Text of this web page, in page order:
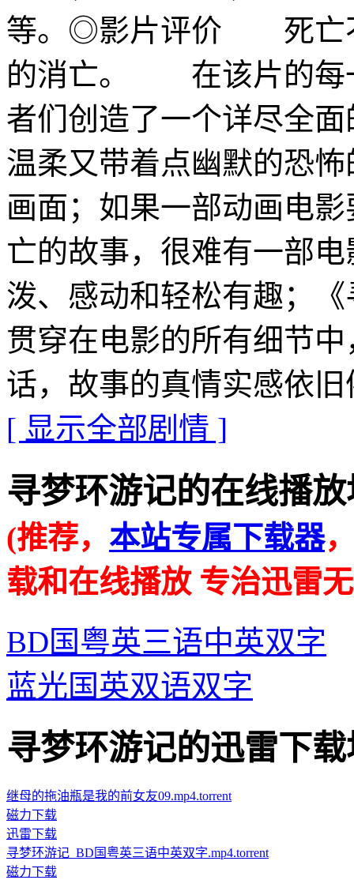
等。◎影片评价 死亡
的消亡。 在该片的每
者们创造了一个详尽全
温柔又带着点幽默的恐
画面；如果一部动画电
亡的故事，很难有一部
泼、感动和轻松有趣；
贯穿在电影的所有细节
话，故事的真情实感依
[ 显示全部剧情 ]
寻梦环游记的在线播放
(推荐， 本站专属下载器
载和在线播放 专治迅雷
BD国粤英三语中英双字
蓝光国英双语双字
寻梦环游记的迅雷下载
继母的拖油瓶是我的前女友09.mp4.torrent
磁力下载
迅雷下载
寻梦环游记_BD国粤英三语中英双字.mp4.torrent
磁力下载